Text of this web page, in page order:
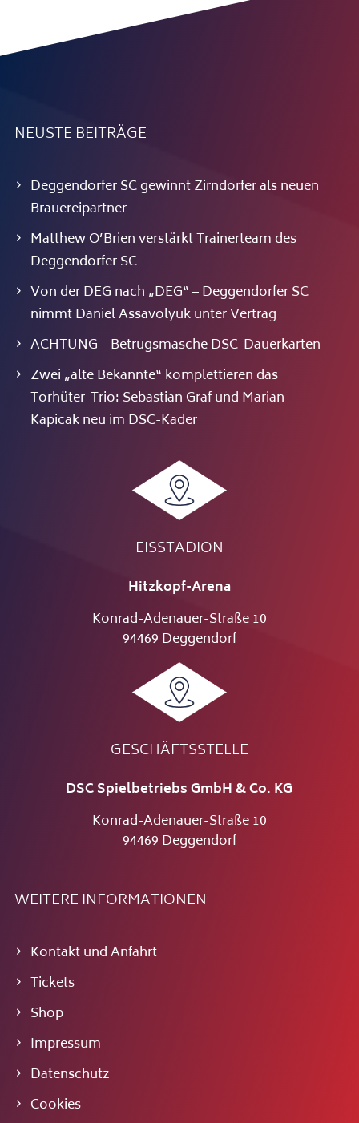
NEUSTE BEITRÄGE
Deggendorfer SC gewinnt Zirndorfer als neuen
Brauereipartner
Matthew O’Brien verstärkt Trainerteam des
Deggendorfer SC
Von der DEG nach „DEG“ – Deggendorfer SC
nimmt Daniel Assavolyuk unter Vertrag
ACHTUNG – Betrugsmasche DSC-Dauerkarten
Zwei „alte Bekannte“ komplettieren das
Torhüter-Trio: Sebastian Graf und Marian
Kapicak neu im DSC-Kader
EISSTADION
Hitzkopf-Arena
Konrad-Adenauer-Straße 10
94469 Deggendorf
GESCHÄFTSSTELLE
DSC Spielbetriebs GmbH & Co. KG
Konrad-Adenauer-Straße 10
94469 Deggendorf
WEITERE INFORMATIONEN
Kontakt und Anfahrt
Tickets
Shop
Impressum
Datenschutz
Cookies